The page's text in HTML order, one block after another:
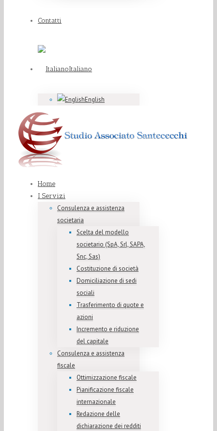
Contatti
Italiano
English
Home
I Servizi
Consulenza e assistenza
societaria
Scelta del modello
societario (SpA, Srl, SAPA,
Snc, Sas)
Costituzione di società
Domiciliazione di sedi
sociali
Trasferimento di quote e
azioni
Incremento e riduzione
del capitale
Consulenza e assistenza
fiscale
Ottimizzazione fiscale
Pianificazione fiscale
internazionale
Redazione delle
dichiarazione dei redditi